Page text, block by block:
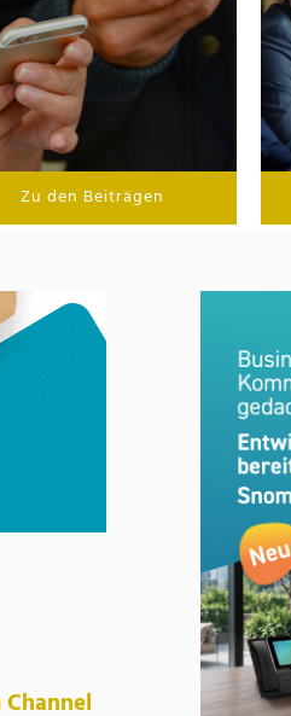
Zu den Beiträgen